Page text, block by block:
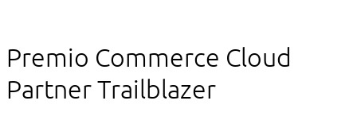
Premio Commerce Cloud
Partner Trailblazer